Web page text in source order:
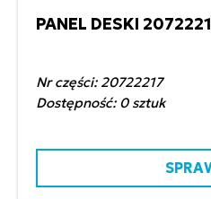
400,00
PANEL DESKI
Nr części: 20722217
Dostępność: 0 sztuk